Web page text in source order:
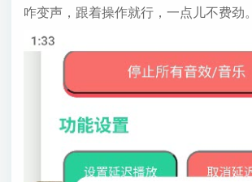
咋变声，跟着操作就行，一点儿不费劲。